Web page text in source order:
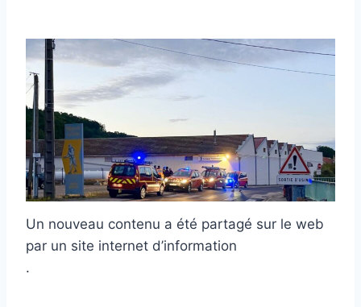
Un nouveau contenu a été partagé sur le web
par un site internet d’information
.